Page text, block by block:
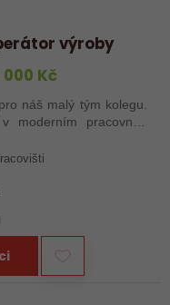
výroby
Kč
náš malý tým kolegu.
moderním pracovním